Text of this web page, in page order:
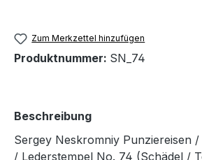
Zum Merkzettel hinzufügen
Produktnummer: SN_74
Beschreibung
Sergey Neskromniy Punziereisen
/ Lederstempel No. 74 (Schädel /